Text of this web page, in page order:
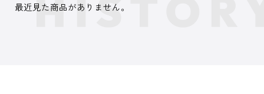
最近見た商品がありません。